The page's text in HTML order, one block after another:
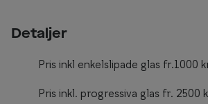
Detaljer
Pris inkl enkelslipade glas fr.1000
Pris inkl. progressiva glas fr. 2500